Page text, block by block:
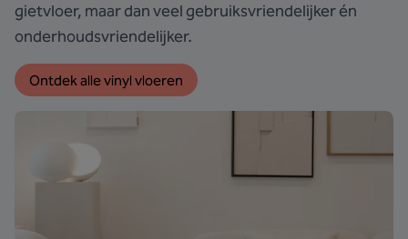
gietvloer, maar dan veel gebruiksvriendelijker én
onderhoudsvriendelijker.
Ontdek alle vinyl vloeren